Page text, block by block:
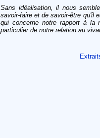
Sans idéalisation, il nous
savoir-faire et de savoir-être qu'il
qui concerne notre rapport à la
particulier de notre relation au